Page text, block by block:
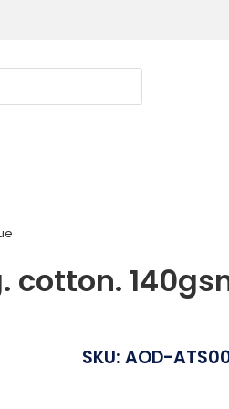
cotton.
SKU:AOD-